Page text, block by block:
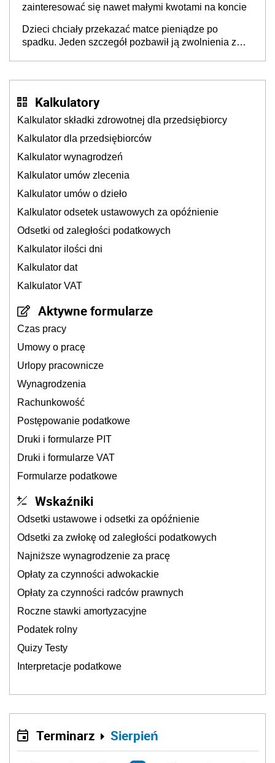
zainteresować się nawet małymi kwotami na koncie
Dzieci chciały przekazać matce pieniądze po
spadku. Jeden szczegół pozbawił ją zwolnienia z
Kalkulatory
Kalkulator składki zdrowotnej dla przedsiębiorcy
Kalkulator dla przedsiębiorców
Kalkulator wynagrodzeń
Kalkulator umów zlecenia
Kalkulator umów o dzieło
Kalkulator odsetek ustawowych za opóźnienie
Odsetki od zaległości podatkowych
Kalkulator ilości dni
Kalkulator dat
Kalkulator VAT
Aktywne formularze
Czas pracy
Umowy o pracę
Urlopy pracownicze
Wynagrodzenia
Rachunkowość
Postępowanie podatkowe
Druki i formularze PIT
Druki i formularze VAT
Formularze podatkowe
Wskaźniki
Odsetki ustawowe i odsetki za opóźnienie
Odsetki za zwłokę od zaległości podatkowych
Najniższe wynagrodzenie za pracę
Opłaty za czynności adwokackie
Opłaty za czynności radców prawnych
Roczne stawki amortyzacyjne
Podatek rolny
Quizy Testy
Interpretacje podatkowe
Terminarz Sierpień